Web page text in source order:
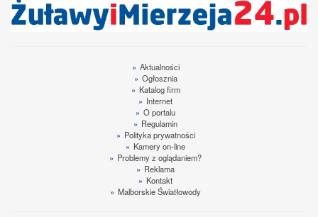
» Aktualności
» Ogłosznia
» Katalog firm
» Internet
» O portalu
» Regulamin
» Polityka prywatności
» Kamery on-line
» Problemy z oglądaniem?
» Reklama
» Kontakt
» Malborskie Światłowody